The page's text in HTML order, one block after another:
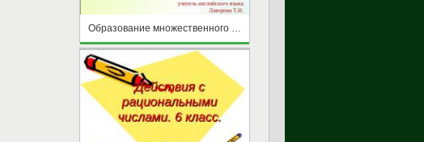
Образование множественного числа существительных